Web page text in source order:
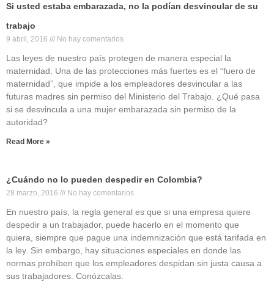
Si usted estaba embarazada, no la podían desvincular de su
trabajo
9 abril, 2016 No hay comentarios
Las leyes de nuestro país protegen de manera especial la
maternidad. Una de las protecciones más fuertes es el “fuero de
maternidad”, que impide a los empleadores desvincular a las
futuras madres sin permiso del Ministerio del Trabajo. ¿Qué pasa
si se desvincula a una mujer embarazada sin permiso de la
autoridad?
Read More »
¿Cuándo no lo pueden despedir en Colombia?
28 marzo, 2016 No hay comentarios
En nuestro país, la regla general es que si una empresa quiere
despedir a un trabajador, puede hacerlo en el momento que
quiera, siempre que pague una indemnización que está tarifada en
la ley. Sin embargo, hay situaciones especiales en donde las
normas prohíben que los empleadores despidan sin justa causa a
sus trabajadores. Conózcalas.